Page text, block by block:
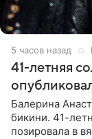
5 часов назад
41-летняя
Балерина
бикини. 41-
позировала в